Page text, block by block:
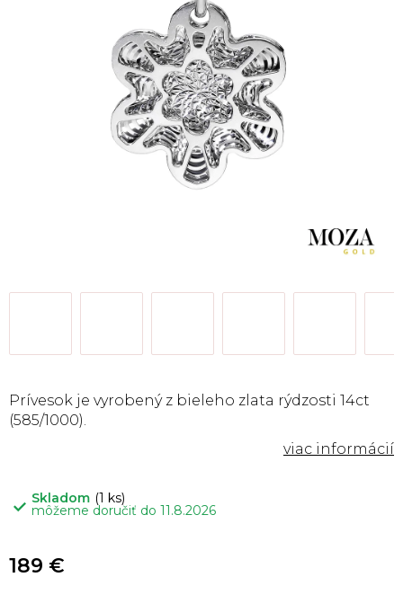
Skladom (1 ks)
môžeme doručiť do 11.8.2026
Prívesok je vyrobený z bieleho zlata rýdzosti 14ct
(585/1000).
189 €